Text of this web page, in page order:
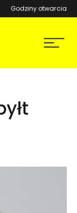
(otwiera się w nowym
Godziny otwarcia
Menu